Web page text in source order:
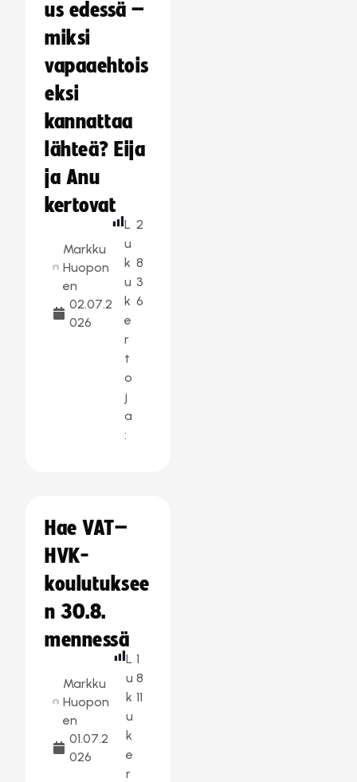
us edessä –
miksi
vapaaehtois
eksi
kannattaa
lähteä? Eija
ja Anu
kertovat
Markku
Huopon
en
02.07.2
026
L
u
k
u
k
e
r
t
o
j
a
:
2
8
3
6
Hae VAT–
HVK-
koulutuksee
n 30.8.
mennessä
Markku
Huopon
en
01.07.2
026
L
u
k
u
k
e
r
1
8
11